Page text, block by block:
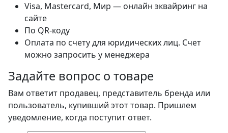
Visa, Mastercard, Мир — онлайн эквайринг на
сайте
По QR-коду
Оплата по счету для юридических лиц. Счет
можно запросить у менеджера
Задайте вопрос о товаре
Вам ответит продавец, представитель бренда или
пользователь, купивший этот товар. Пришлем
уведомление, когда поступит ответ.